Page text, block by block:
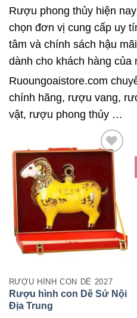
Rượu phong thủy hiện
chọn đơn vị cung cấp uy
tâm và chính sách hậu
dành cho khách hàng của
Ruoungoaistore.com
chính hãng, rượu vang,
vật, rượu phong thủy …
RƯỢU HÌNH CON DÊ 2027
Rượu hình con Dê Sứ Nội
Địa Trung